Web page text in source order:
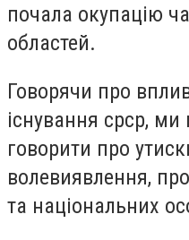
почала окупацію
областей.
Говорячи про вплив
існування срср,
говорити про
волевиявлення,
та національних